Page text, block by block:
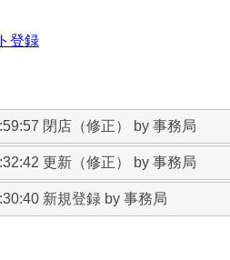
登録
閉店（修正） by 事務局
更新（修正） by 事務局
新規登録 by 事務局